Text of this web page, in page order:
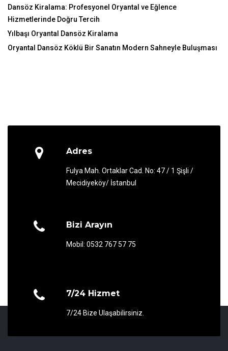
Dansöz Kiralama: Profesyonel Oryantal ve Eğlence
Hizmetlerinde Doğru Tercih
Yılbaşı Oryantal Dansöz Kiralama
Oryantal Dansöz Köklü Bir Sanatın Modern Sahneyle Buluşması
Adres
Fulya Mah. Ortaklar Cad. No: 47 / 1 Şişli /
Mecidiyeköy/ İstanbul
Bizi Arayın
Mobil: 0532 767 57 75
7/24 Hizmet
7/24 Bize Ulaşabilirsiniz.